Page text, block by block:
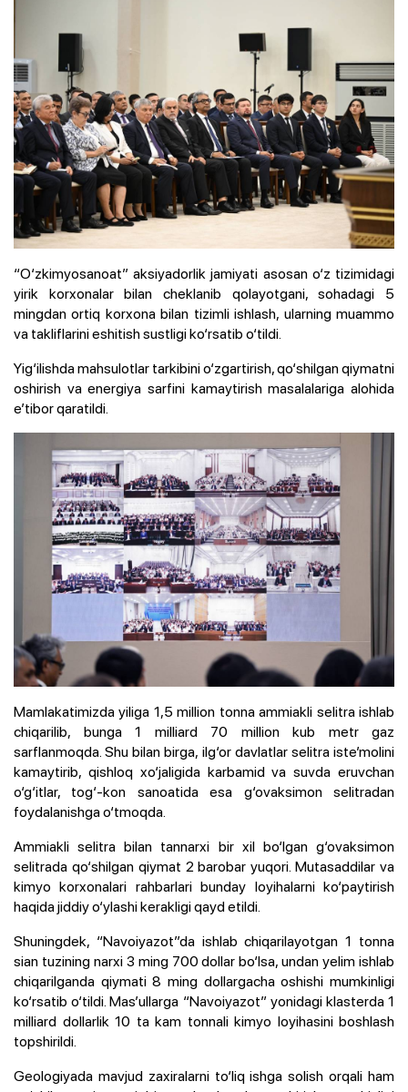
“O‘zkimyosanoat” aksiyadorlik jamiyati asosan o‘z tizimidagi
yirik korxonalar bilan cheklanib qolayotgani, sohadagi 5
mingdan ortiq korxona bilan tizimli ishlash, ularning muammo
va takliflarini eshitish sustligi ko‘rsatib o‘tildi.
Yig‘ilishda mahsulotlar tarkibini o‘zgartirish, qo‘shilgan qiymatni
oshirish va energiya sarfini kamaytirish masalalariga alohida
e’tibor qaratildi.
Mamlakatimizda yiliga 1,5 million tonna ammiakli selitra ishlab
chiqarilib, bunga 1 milliard 70 million kub metr gaz
sarflanmoqda. Shu bilan birga, ilg‘or davlatlar selitra iste’molini
kamaytirib, qishloq xo‘jaligida karbamid va suvda eruvchan
o‘g‘itlar, tog‘-kon sanoatida esa g‘ovaksimon selitradan
foydalanishga o‘tmoqda.
Ammiakli selitra bilan tannarxi bir xil bo‘lgan g‘ovaksimon
selitrada qo‘shilgan qiymat 2 barobar yuqori. Mutasaddilar va
kimyo korxonalari rahbarlari bunday loyihalarni ko‘paytirish
haqida jiddiy o‘ylashi kerakligi qayd etildi.
Shuningdek, “Navoiyazot”da ishlab chiqarilayotgan 1 tonna
sian tuzining narxi 3 ming 700 dollar bo‘lsa, undan yelim ishlab
chiqarilganda qiymati 8 ming dollargacha oshishi mumkinligi
ko‘rsatib o‘tildi. Mas’ullarga “Navoiyazot” yonidagi klasterda 1
milliard dollarlik 10 ta kam tonnali kimyo loyihasini boshlash
topshirildi.
Geologiyada mavjud zaxiralarni to‘liq ishga solish orqali ham